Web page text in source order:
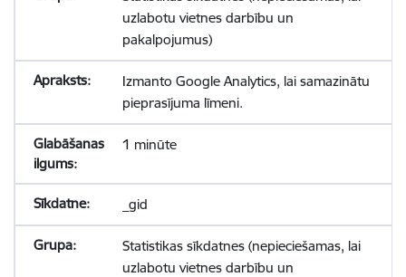
uzlabotu vietnes darbību un
pakalpojumus)
Izmanto Google Analytics, lai samazinātu
pieprasījuma līmeni.
1 minūte
_gid
Statistikas sīkdatnes (nepieciešamas, lai
uzlabotu vietnes darbību un